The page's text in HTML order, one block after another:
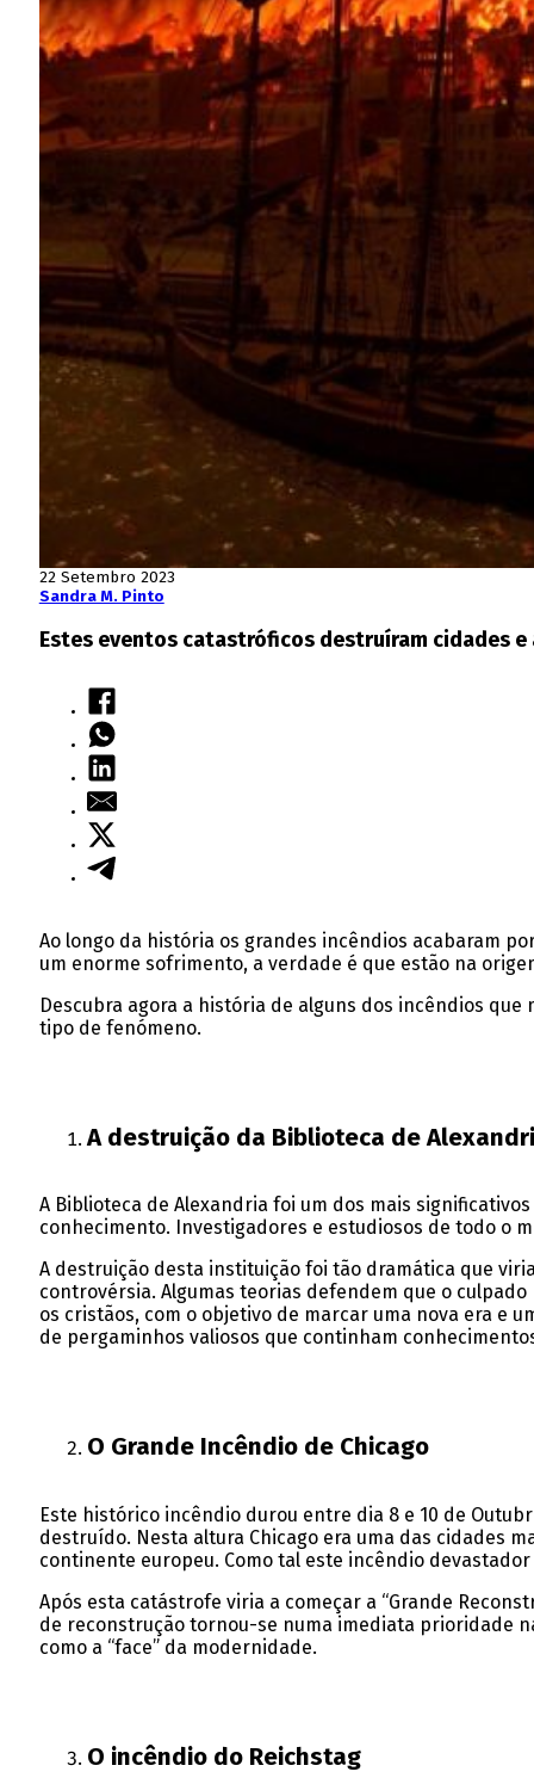
22 Setembro 2023
Sandra M. Pinto
Estes eventos catastróficos destruíram cidades
Ao longo da história os grandes incêndios acabaram
um enorme sofrimento, a verdade é que estão na
Descubra agora a história de alguns dos incêndios
tipo de fenómeno.
A destruição da Biblioteca de
A Biblioteca de Alexandria foi um dos mais
conhecimento. Investigadores e estudiosos de todo o
A destruição desta instituição foi tão dramática que
controvérsia. Algumas teorias defendem que o
os cristãos, com o objetivo de marcar uma nova era e
de pergaminhos valiosos que continham
O Grande Incêndio de Chicago
Este histórico incêndio durou entre dia 8 e 10 de
destruído. Nesta altura Chicago era uma das cidades
continente europeu. Como tal este incêndio
Após esta catástrofe viria a começar a “Grande
de reconstrução tornou-se numa imediata prioridade
como a “face” da modernidade.
O incêndio do Reichstag